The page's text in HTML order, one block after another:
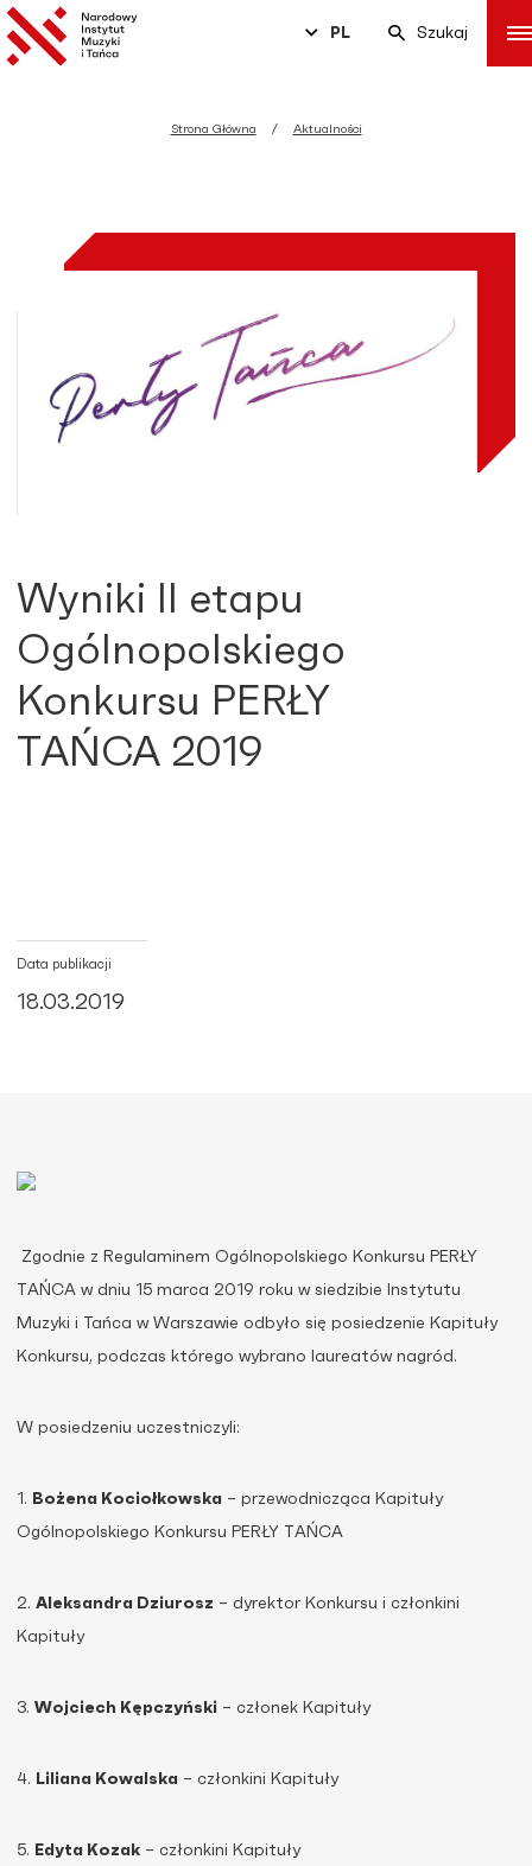
PL Szukaj
Strona Główna Aktualności
Wyniki II etapu
Ogólnopolskiego
Konkursu PERŁY
TAŃCA 2019
Data publikacji
18.03.2019
Zgodnie z Regulaminem Ogólnopolskiego Konkursu PERŁY
TAŃCA w dniu 15 marca 2019 roku w siedzibie Instytutu
Muzyki i Tańca w Warszawie odbyło się posiedzenie Kapituły
Konkursu, podczas którego wybrano laureatów nagród.
W posiedzeniu uczestniczyli:
1. Bożena Kociołkowska – przewodnicząca Kapituły
Ogólnopolskiego Konkursu PERŁY TAŃCA
2. Aleksandra Dziurosz – dyrektor Konkursu i członkini
Kapituły
3. Wojciech Kępczyński – członek Kapituły
4. Liliana Kowalska – członkini Kapituły
5. Edyta Kozak – członkini Kapituły